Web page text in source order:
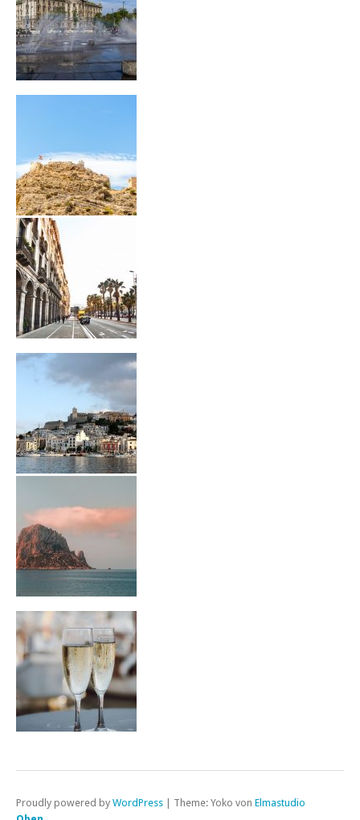
Proudly powered by WordPress Theme: Yoko von Elmastudio